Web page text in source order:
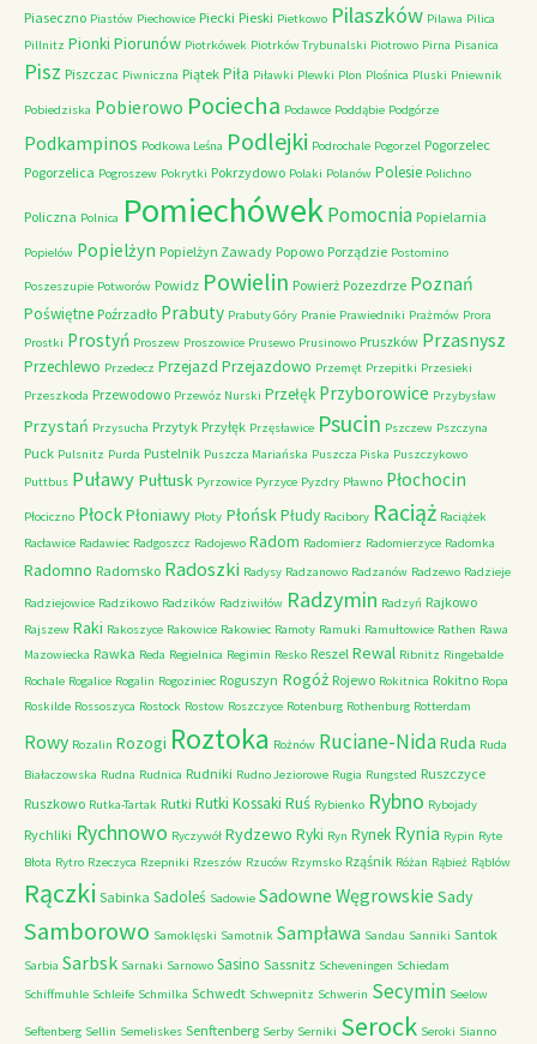
Piaseczno Piastów Piechowice Piecki Pieski Pietkowo Pilaszków Pilawa Pilica
Pillnitz Pionki Piorunów Piotrkówek Piotrków Trybunalski Piotrowo Pirna Pisanica
Pisz Piszczac Piwniczna Piątek Piła Piławki Plewki Plon Plośnica Pluski Pniewnik
Pobiedziska Pobierowo Pociecha Podawce Poddąbie Podgórze
Podkampinos Podkowa Leśna Podlejki Podrochale Pogorzel Pogorzelec
Pogorzelica Pogroszew Pokrytki Pokrzydowo Polaki Polanów Polesie Polichno
Policzna Polnica PomiechówekPomocnia Popielarnia
Popielów Popielżyn Popielżyn Zawady Popowo Porządzie Postomino
Poszeszupie Potworów Powidz Powielin Powierż Pozezdrze Poznań
Poświętne Poźrzadło Prabuty Prabuty Góry Pranie Prawiedniki Prażmów Prora
Prostki Prostyń Proszew Proszowice Prusewo Prusinowo Pruszków Przasnysz
Przechlewo Przedecz Przejazd Przejazdowo Przemęt Przepitki Przesieki
Przeszkoda Przewodowo Przewóz Nurski Przełęk Przyborowice Przybysław
Przystań Przysucha Przytyk Przyłęk Przęsławice Psucin Pszczew Pszczyna
Puck Pulsnitz Purda Pustelnik Puszcza Mariańska Puszcza Piska Puszczykowo
Puttbus Puławy Pułtusk Pyrzowice Pyrzyce Pyzdry Pławno Płochocin
Płociczno PłockPłoniawy Płoty PłońskPłudy Racibory Raciąż Raciążek
Racławice Radawiec Radgoszcz Radojewo Radom Radomierz Radomierzyce Radomka
Radomno Radomsko Radoszki Radysy Radzanowo Radzanów Radzewo Radzieje
Radziejowice Radzikowo Radzików Radziwiłów Radzymin Radzyń Rajkowo
Rajszew Raki Rakoszyce Rakowice Rakowiec Ramoty Ramuki Ramułtowice Rathen Rawa
Mazowiecka Rawka Reda Regielnica Regimin Resko Reszel Rewal Ribnitz Ringebalde
Rochale Rogalice Rogalin Rogoziniec Roguszyn Rogóż Rojewo Rokitnica Rokitno Ropa
Roskilde Rossoszyca Rostock Rostow Roszczyce Rotenburg Rothenburg Rotterdam
Rowy Rozalin Rozogi Roztoka Rożnów Ruciane-NidaRuda Ruda
Białaczowska Rudna Rudnica Rudniki Rudno Jeziorowe Rugia Rungsted Ruszczyce
Ruszkowo Rutka-Tartak Rutki Rutki Kossaki Ruś Rybienko Rybno Rybojady
Rychliki Rychnowo Ryczywół Rydzewo Ryki Ryn Rynek Rynia Rypin Ryte
Błota Rytro Rzeczyca Rzepniki Rzeszów Rzuców Rzymsko Rząśnik Różan Rąbież Rąblów
Rączki Sabinka Sadoleś Sadowie Sadowne Węgrowskie Sady
Samborowo Samoklęski Samotnik Sampława Sandau Sanniki Santok
Sarbia Sarbsk Sarnaki Sarnowo Sasino Sassnitz Scheveningen Schiedam
Schiffmuhle Schleife Schmilka Schwedt Schwepnitz Schwerin Secymin Seelow
Seftenberg Sellin Semeliskes Senftenberg Serby Serniki Serock Seroki Sianno